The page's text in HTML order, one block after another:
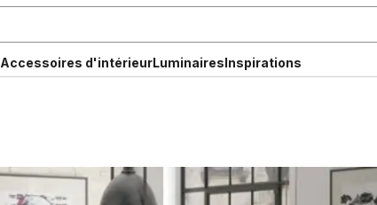
Accessoires d'intérieurLuminairesInspirations